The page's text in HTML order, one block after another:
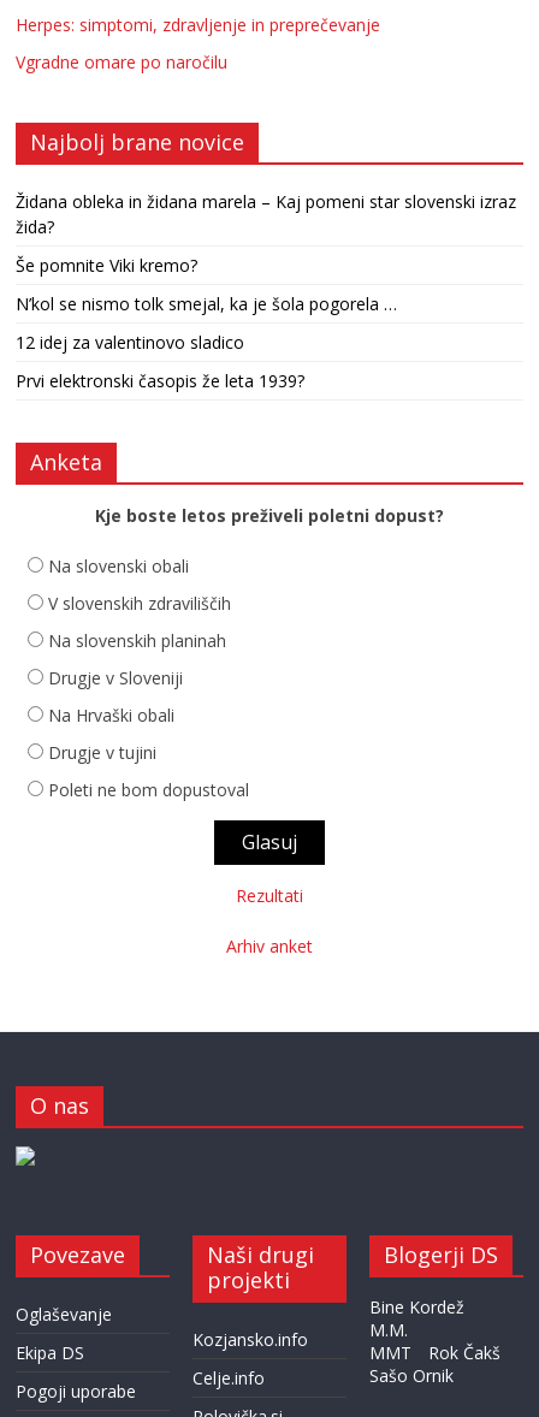
Herpes: simptomi, zdravljenje in preprečevanje
Vgradne omare po naročilu
Najbolj brane novice
Židana obleka in židana marela – Kaj pomeni star slovenski izraz
žida?
Še pomnite Viki kremo?
N’kol se nismo tolk smejal, ka je šola pogorela …
12 idej za valentinovo sladico
Prvi elektronski časopis že leta 1939?
Anketa
Kje boste letos preživeli poletni dopust?
Na slovenski obali
V slovenskih zdraviliščih
Na slovenskih planinah
Drugje v Sloveniji
Na Hrvaški obali
Drugje v tujini
Poleti ne bom dopustoval
Rezultati
Arhiv anket
O nas
Povezave
Oglaševanje
Ekipa DS
Pogoji uporabe
Naši drugi
projekti
Kozjansko.info
Celje.info
Blogerji DS
Bine Kordež
M.M.
MMT
Rok Čakš
Sašo Ornik